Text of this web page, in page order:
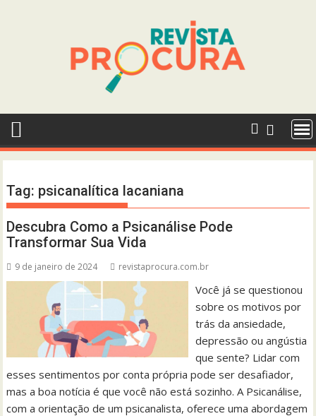
Tag: psicanalítica lacaniana
Descubra Como a Psicanálise Pode
Transformar Sua Vida
9 de janeiro de 2024 revistaprocura.com.br
Você já se questionou
sobre os motivos por
trás da ansiedade,
depressão ou angústia
que sente? Lidar com
esses sentimentos por conta própria pode ser desafiador,
mas a boa notícia é que você não está sozinho. A Psicanálise,
com a orientação de um psicanalista, oferece uma abordagem